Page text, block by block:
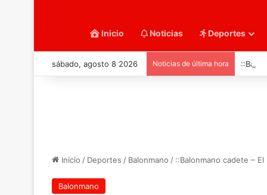
Inicio Noticias Deportes
sábado, agosto 8 2026 Noticias de última hora
Inicio / Deportes / Balonmano / ::Balonmano cadete –
Balonmano